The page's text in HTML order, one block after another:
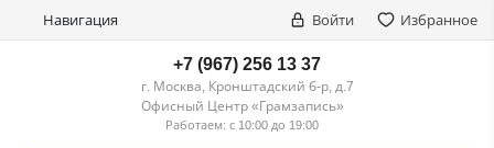
Навигация Войти Избранное
+7 (967) 256 13 37
г. Москва, Кронштадский б-р, д.7
Офисный Центр «Грамзапись»
Работаем: с 10:00 до 19:00